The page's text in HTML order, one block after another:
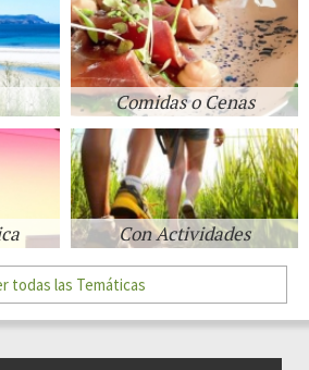
Comidas o Cenas
Con Actividades
todas las Temáticas